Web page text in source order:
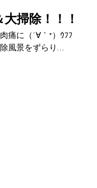
掃除！！！
痛に（´∀｀*）ｳﾌﾌ
風景をずらり…